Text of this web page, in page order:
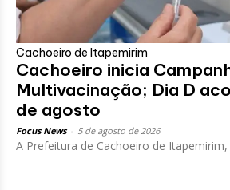
Cachoeiro de Itapemirim
Cachoeiro inicia
Multivacinação; Dia D
de agosto
Focus News 5 de agosto de 2026
A Prefeitura de Cachoeiro de